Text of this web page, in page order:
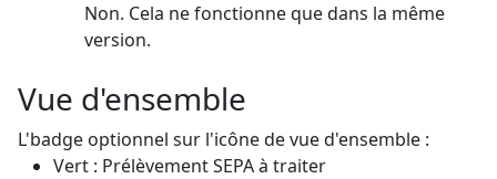
Non. Cela ne fonctionne que dans la même
version.
Vue d'ensemble
L'badge optionnel sur l'icône de vue d'ensemble :
Vert : Prélèvement SEPA à traiter